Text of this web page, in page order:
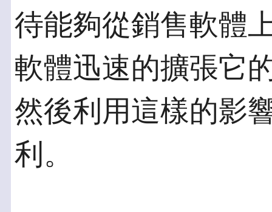
待能夠從銷售軟體
軟體迅速的擴張它
然後利用這樣的影
利。